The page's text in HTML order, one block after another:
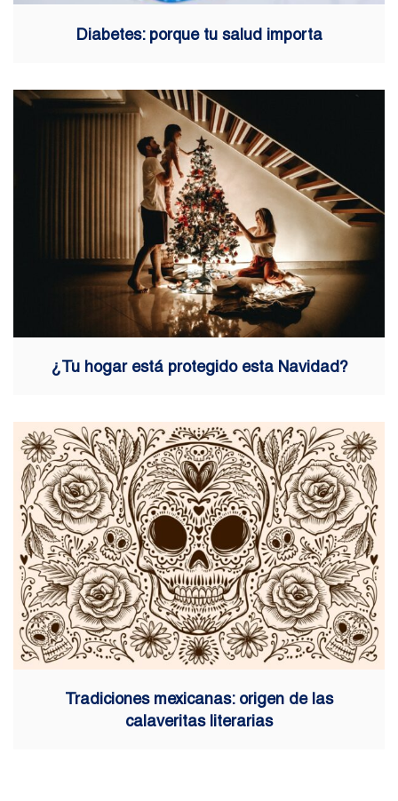
Diabetes: porque tu salud importa
¿Tu hogar está protegido esta Navidad?
Tradiciones mexicanas: origen de las
calaveritas literarias